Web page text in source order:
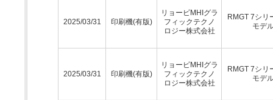
2025/03/31 印刷機(有版)
リョービMHIグラ
フィックテクノ
ロジー株式会社
RMGT 7シリ
モデ
2025/03/31 印刷機(有版)
リョービMHIグラ
フィックテクノ
ロジー株式会社
RMGT 7シリ
モデ